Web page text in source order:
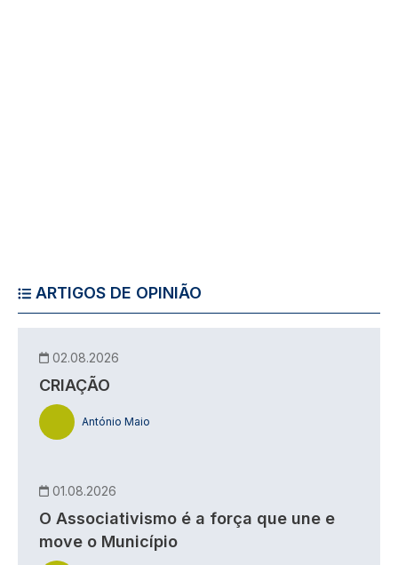
ARTIGOS DE OPINIÃO
02.08.2026
CRIAÇÃO
António Maio
01.08.2026
O Associativismo é a força que une e
move o Município